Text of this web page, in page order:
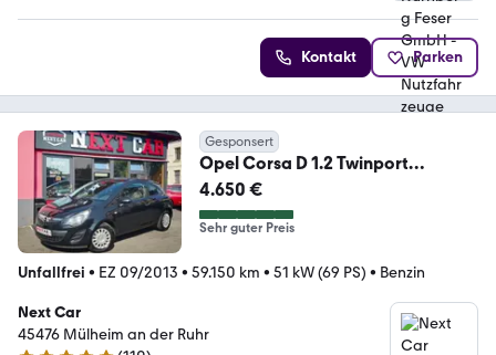
Kontakt Parken
Gesponsert
Opel Corsa D 1.2 Twinport
Selection ecoFlex/Klima/1Ha
4.650 €
Sehr guter Preis
Unfallfrei • EZ 09/2013 • 59.150 km • 51 kW (69 PS) • Benzin
Next Car
45476 Mülheim an der Ruhr